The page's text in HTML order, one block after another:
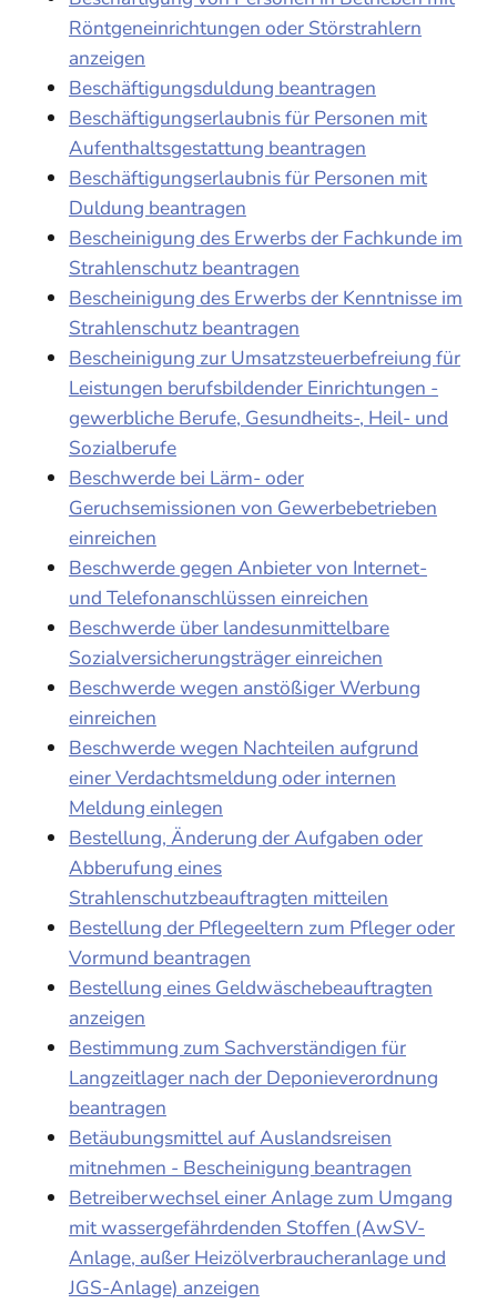
Röntgeneinrichtungen oder Störstrahlern
anzeigen
Beschäftigungsduldung beantragen
Beschäftigungserlaubnis für Personen mit
Aufenthaltsgestattung beantragen
Beschäftigungserlaubnis für Personen mit
Duldung beantragen
Bescheinigung des Erwerbs der Fachkunde im
Strahlenschutz beantragen
Bescheinigung des Erwerbs der Kenntnisse im
Strahlenschutz beantragen
Bescheinigung zur Umsatzsteuerbefreiung für
Leistungen berufsbildender Einrichtungen -
gewerbliche Berufe, Gesundheits-, Heil- und
Sozialberufe
Beschwerde bei Lärm- oder
Geruchsemissionen von Gewerbebetrieben
einreichen
Beschwerde gegen Anbieter von Internet-
und Telefonanschlüssen einreichen
Beschwerde über landesunmittelbare
Sozialversicherungsträger einreichen
Beschwerde wegen anstößiger Werbung
einreichen
Beschwerde wegen Nachteilen aufgrund
einer Verdachtsmeldung oder internen
Meldung einlegen
Bestellung, Änderung der Aufgaben oder
Abberufung eines
Strahlenschutzbeauftragten mitteilen
Bestellung der Pflegeeltern zum Pfleger oder
Vormund beantragen
Bestellung eines Geldwäschebeauftragten
anzeigen
Bestimmung zum Sachverständigen für
Langzeitlager nach der Deponieverordnung
beantragen
Betäubungsmittel auf Auslandsreisen
mitnehmen - Bescheinigung beantragen
Betreiberwechsel einer Anlage zum Umgang
mit wassergefährdenden Stoffen (AwSV-
Anlage, außer Heizölverbraucheranlage und
JGS-Anlage) anzeigen